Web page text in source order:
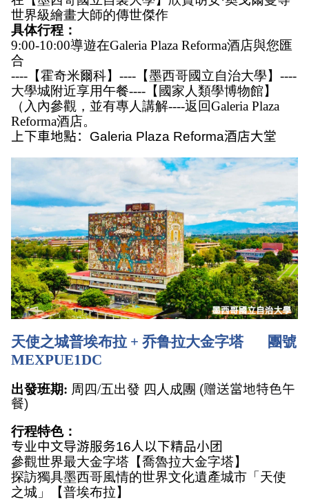
世界級繪畫大師的傳世傑作
具体行程：
9:00-10:00導遊在Galeria Plaza Reforma酒店與您匯
合
----【霍奇米爾科】----【墨西哥國立自治大學】----
大學城附近享用午餐----【國家人類學博物館】
（入內參觀，並有專人講解----返回Galeria Plaza
Reforma酒店。
上下車地點： Galeria Plaza Reforma酒店大堂
天使之城普埃布拉 + 乔鲁拉大金字塔       團號
MEXPUE1DC
出發班期: 周四/五出發 四人成團 (赠送當地特色午
餐)
行程特色：
专业中文导游服务16人以下精品小团
參觀世界最大金字塔【喬魯拉大金字塔】
探訪獨具墨西哥風情的世界文化遺產城市「天使
之城」【普埃布拉】